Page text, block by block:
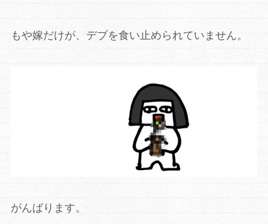
もや嫁だけが、デブを食い止められていません。
がんばります。